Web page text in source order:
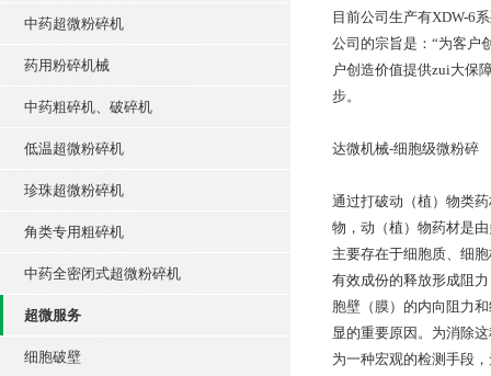
中药超微粉碎机
药用粉碎机械
中药粗碎机、破碎机
低温超微粉碎机
珍珠超微粉碎机
角类专用粗碎机
中药全密闭式超微粉碎机
超微服务
细胞破壁
目前公司生产有XDW-6
公司的宗旨是：“为客户
户创造价值提供zui大保
步。
达微机械-细胞级微粉碎
通过打破动（植）物类
物，动（植）物药材是
主要存在于细胞质、细
有效成份的释放形成阻
胞壁（膜）的内向阻力
显的重要原因。为消除
为一种宏观的检测手段